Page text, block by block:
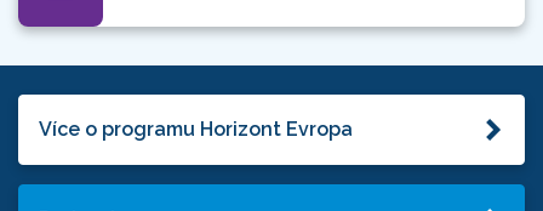
Více o programu Horizont Evropa